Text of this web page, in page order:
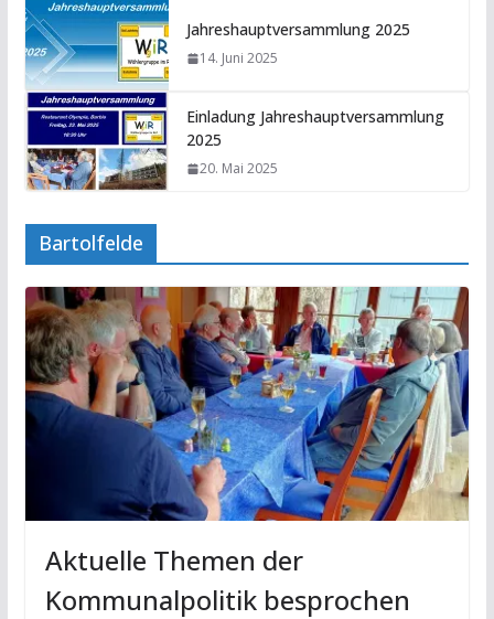
Jahreshauptversammlung 2025
14. Juni 2025
Einladung Jahreshauptversammlung
2025
20. Mai 2025
Bartolfelde
Aktuelle Themen der
Kommunalpolitik besprochen